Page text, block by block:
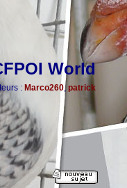
World
: Marco260, patrick